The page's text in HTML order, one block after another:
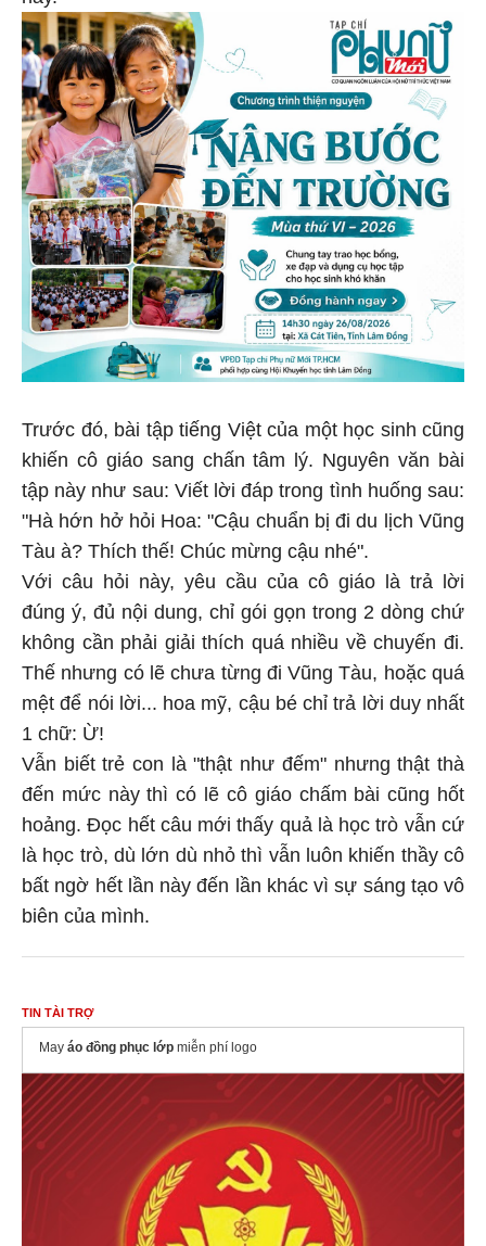
Trước đó, bài tập tiếng Việt của một học sinh cũng
khiến cô giáo sang chấn tâm lý. Nguyên văn bài
tập này như sau: Viết lời đáp trong tình huống sau:
"Hà hớn hở hỏi Hoa: "Cậu chuẩn bị đi du lịch Vũng
Tàu à? Thích thế! Chúc mừng cậu nhé".
Với câu hỏi này, yêu cầu của cô giáo là trả lời
đúng ý, đủ nội dung, chỉ gói gọn trong 2 dòng chứ
không cần phải giải thích quá nhiều về chuyến đi.
Thế nhưng có lẽ chưa từng đi Vũng Tàu, hoặc quá
mệt để nói lời... hoa mỹ, cậu bé chỉ trả lời duy nhất
1 chữ: Ừ!
Vẫn biết trẻ con là "thật như đếm" nhưng thật thà
đến mức này thì có lẽ cô giáo chấm bài cũng hốt
hoảng. Đọc hết câu mới thấy quả là học trò vẫn cứ
là học trò, dù lớn dù nhỏ thì vẫn luôn khiến thầy cô
bất ngờ hết lần này đến lần khác vì sự sáng tạo vô
biên của mình.
TIN TÀI TRỢ
May áo đồng phục lớp miễn phí logo